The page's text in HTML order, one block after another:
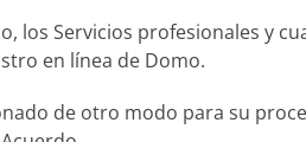
los Servicios profesionales y
en línea de Domo.
de otro modo para su